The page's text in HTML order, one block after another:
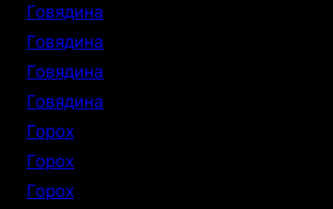
Говядина
Говядина
Говядина
Говядина
Горох
Горох
Горох